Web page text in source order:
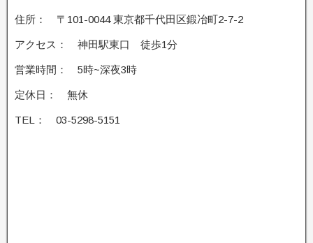
住所： 〒101-0044 東京都千代田区鍛冶町2-7-2
アクセス： 神田駅東口 徒歩1分
営業時間： 5時~深夜3時
定休日： 無休
TEL： 03-5298-5151